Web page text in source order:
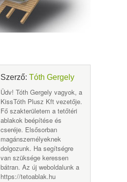
Szerző: Tóth Gergely
Üdv! Tóth Gergely vagyok, a
KissTóth Plusz Kft vezetője.
Fő szakterületem a tetőtéri
ablakok beépítése és
cseréje. Elsősorban
magánszemélyeknek
dolgozunk. Ha segítségre
van szüksége keressen
bátran. Az új weboldalunk a
https://tetoablak.hu